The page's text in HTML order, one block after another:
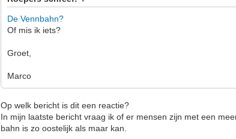
De Vennbahn?
Of mis ik iets?
Groet,
Marco
Op welk bericht is dit een reactie?
In mijn laatste bericht vraag ik of er mensen zijn met een
bahn is zo oostelijk als maar kan.